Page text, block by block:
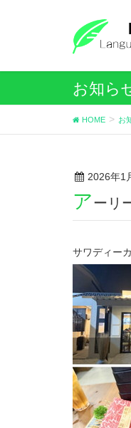
お知ら
HOME お
2026年1
アーリ
サワディー